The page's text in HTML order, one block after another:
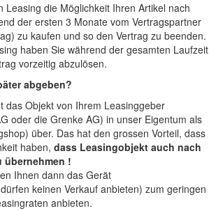
Leasing die Möglichkeit Ihren Artikel nach
der ersten 3 Monate vom Vertragspartner
zu kaufen und so den Vertrag zu beenden.
haben Sie während der gesamten Laufzeit
vorzeitig abzulösen.
abgeben?
das Objekt von Ihrem Leasinggeber
oder die Grenke AG) in unser Eigentum als
über. Das hat den grossen Vorteil, dass
haben, dass Leasingobjekt auch nach
übernehmen !
Ihnen dann das Gerät
keinen Verkauf anbieten) zum geringen
anbieten.